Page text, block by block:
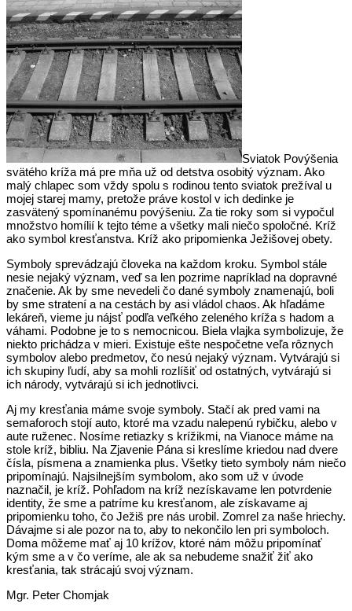
Sviatok Povýšenia
svätého kríža má pre mňa už od detstva osobitý význam. Ako
malý chlapec som vždy spolu s rodinou tento sviatok prežíval u
mojej starej mamy, pretože práve kostol v ich dedinke je
zasvätený spomínanému povýšeniu. Za tie roky som si vypočul
množstvo homílií k tejto téme a všetky mali niečo spoločné. Kríž
ako symbol kresťanstva. Kríž ako pripomienka Ježišovej obety.
Symboly sprevádzajú človeka na každom kroku. Symbol stále
nesie nejaký význam, veď sa len pozrime napríklad na dopravné
značenie. Ak by sme nevedeli čo dané symboly znamenajú, boli
by sme stratení a na cestách by asi vládol chaos. Ak hľadáme
lekáreň, vieme ju nájsť podľa veľkého zeleného kríža s hadom a
váhami. Podobne je to s nemocnicou. Biela vlajka symbolizuje, že
niekto prichádza v mieri. Existuje ešte nespočetne veľa rôznych
symbolov alebo predmetov, čo nesú nejaký význam. Vytvárajú si
ich skupiny ľudí, aby sa mohli rozlíšiť od ostatných, vytvárajú si
ich národy, vytvárajú si ich jednotlivci.
Aj my kresťania máme svoje symboly. Stačí ak pred vami na
semaforoch stojí auto, ktoré ma vzadu nalepenú rybičku, alebo v
aute ruženec. Nosíme retiazky s krížikmi, na Vianoce máme na
stole kríž, bibliu. Na Zjavenie Pána si kreslíme kriedou nad dvere
čísla, písmena a znamienka plus. Všetky tieto symboly nám niečo
pripomínajú. Najsilnejším symbolom, ako som už v úvode
naznačil, je kríž. Pohľadom na kríž nezískavame len potvrdenie
identity, že sme a patríme ku kresťanom, ale získavame aj
pripomienku toho, čo Ježiš pre nás urobil. Zomrel za naše hriechy.
Dávajme si ale pozor na to, aby to nekončilo len pri symboloch.
Doma môžeme mať aj 10 krížov, ktoré nám môžu pripomínať
kým sme a v čo veríme, ale ak sa nebudeme snažiť žiť ako
kresťania, tak strácajú svoj význam.
Mgr. Peter Chomjak